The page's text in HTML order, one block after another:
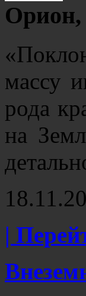
Орион,
массу
рода
на
|